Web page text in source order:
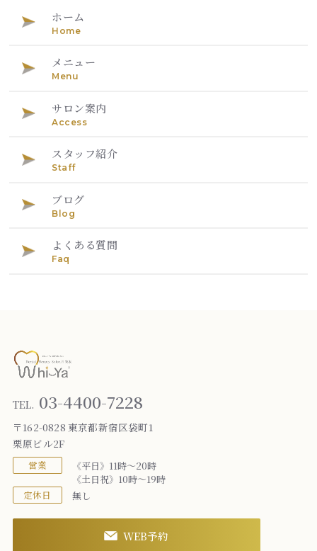
ホーム
Home
メニュー
Menu
サロン案内
Access
スタッフ紹介
Staff
ブログ
Blog
よくある質問
Faq
TEL. 03-4400-7228
〒162-0828 東京都新宿区袋町1
栗原ビル2F
営業
《平日》11時～20時
《土日祝》10時～19時
定休日 無し
WEB予約